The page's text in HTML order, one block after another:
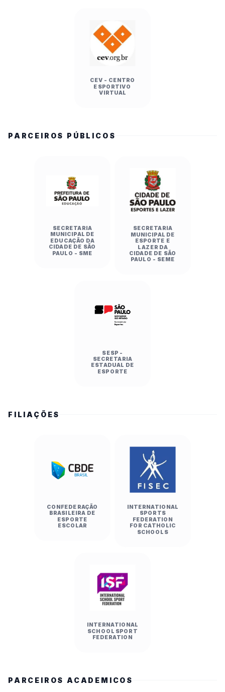
CEV - CENTRO
ESPORTIVO
VIRTUAL
PARCEIROS PÚBLICOS
SECRETARIA
MUNICIPAL DE
EDUCAÇÃO DA
CIDADE DE SÃO
PAULO - SME
SECRETARIA
MUNICIPAL DE
ESPORTE E
LAZER DA
CIDADE DE SÃO
PAULO - SEME
SESP -
SECRETARIA
ESTADUAL DE
ESPORTE
FILIAÇÕES
CONFEDERAÇÃO
BRASILEIRA DE
ESPORTE
ESCOLAR
INTERNATIONAL
SPORTS
FEDERATION
FOR CATHOLIC
SCHOOLS
INTERNATIONAL
SCHOOL SPORT
FEDERATION
PARCEIROS ACADEMICOS